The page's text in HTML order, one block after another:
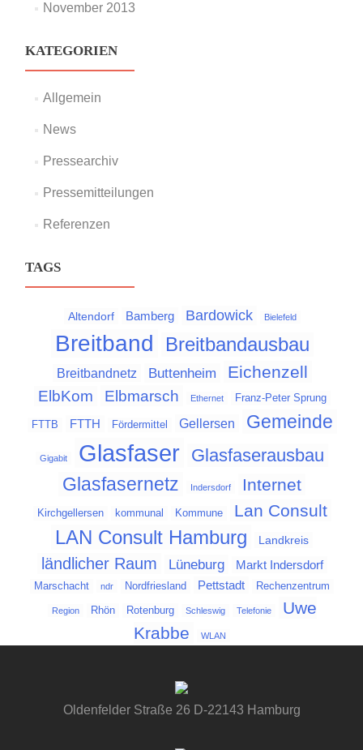
November 2013
KATEGORIEN
Allgemein
News
Pressearchiv
Pressemitteilungen
Referenzen
TAGS
Altendorf Bamberg Bardowick Bielefeld
Breitband Breitbandausbau
Breitbandnetz Buttenheim Eichenzell
ElbKom Elbmarsch Ethernet Franz-Peter Sprung
FTTB FTTH Fördermittel Gellersen Gemeinde
Gigabit Glasfaser Glasfaserausbau
Glasfasernetz Indersdorf Internet
Kirchgellersen kommunal Kommune Lan Consult
LAN Consult Hamburg Landkreis
ländlicher Raum Lüneburg Markt Indersdorf
Marschacht ndr Nordfriesland Pettstadt Rechenzentrum
Region Rhön Rotenburg Schleswig Telefonie
Uwe
Krabbe
WLAN
Oldenfelder Straße 26 D-22143 Hamburg